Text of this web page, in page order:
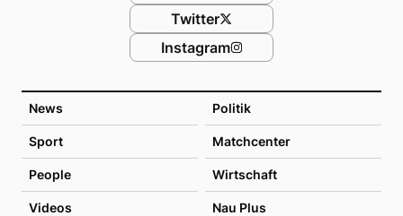
News Politik
Sport Matchcenter
People Wirtschaft
Videos Nau Plus
Twitter
Instagram